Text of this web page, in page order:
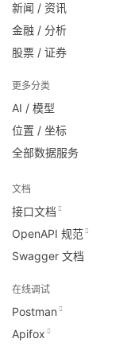
新闻 / 资讯
金融 / 分析
股票 / 证券
更多分类
AI / 模型
位置 / 坐标
全部数据服务
文档
接口文档
OpenAPI 规范
Swagger 文档
在线调试
Postman
Apifox